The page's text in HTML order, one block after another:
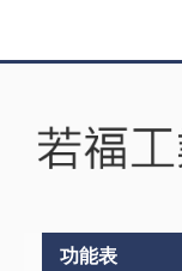
功能表